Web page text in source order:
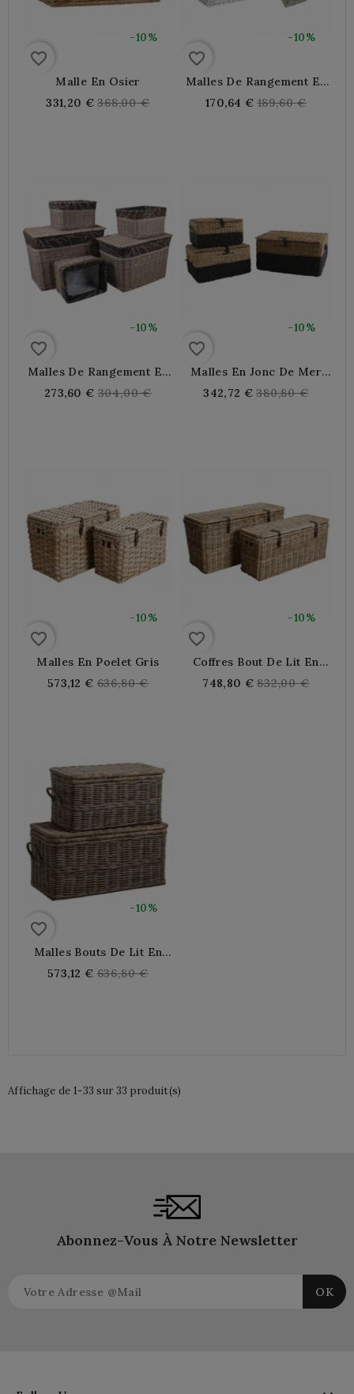
-10%
favorite_border
Malle En Osier
331,20 € Regular
368,00 €
-10%
favorite_border
Malles De Rangement En
Osier
170,64 € Regular
189,60 €
-10%
favorite_border
Malles De Rangement En
Osier
273,60 € Regular
304,00 €
-10%
favorite_border
Malles En Jonc De Mer
Naturel Et Teinté Noir
342,72 € Regular
380,80 €
-10%
favorite_border
Malles En Poelet Gris
573,12 € Regular
636,80 €
-10%
favorite_border
Coffres Bout De Lit En
Poelet Gris
748,80 € Regular
832,00 €
-10%
favorite_border
Malles Bouts De Lit En
Poelet Gris
573,12 € Regular
636,80 €
Affichage de 1-33 sur 33 produit(s)
Abonnez-Vous À Notre Newsletter